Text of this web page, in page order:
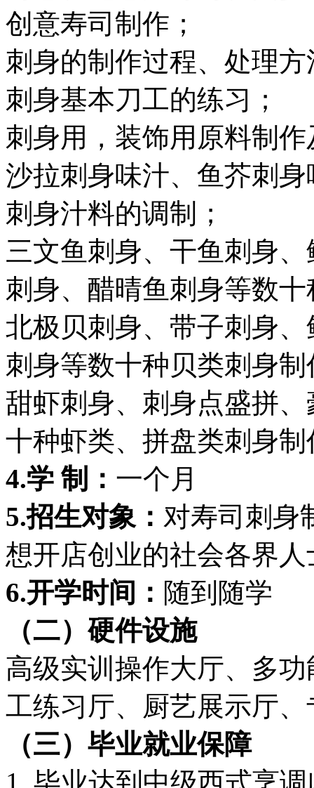
创意寿司制作；
刺身的制作过程、处理
刺身基本刀工的练习；
刺身用，装饰用原料制
沙拉刺身味汁、鱼芥刺
刺身汁料的调制；
三文鱼刺身、干鱼刺身
刺身、醋晴鱼刺身等数
北极贝刺身、带子刺身
刺身等数十种贝类刺身制
甜虾刺身、刺身点盛拼
十种虾类、拼盘类刺身制
4.学 制： 一个月
5.招生对象： 对寿司刺身
想开店创业的社会各界人
6.开学时间： 随到随学
（二）硬件设施
高级实训操作大厅、多
工练习厅、厨艺展示厅
（三） 毕业就业保障
1. 毕业达到中级西式烹